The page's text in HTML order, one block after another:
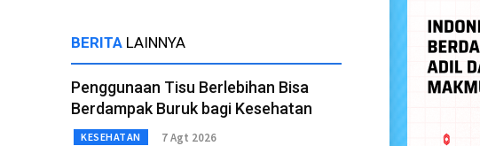
BERITA LAINNYA
Penggunaan Tisu Berlebihan Bisa
Berdampak Buruk bagi Kesehatan
KESEHATAN 7 Agt 2026